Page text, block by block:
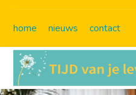
home nieuws contact